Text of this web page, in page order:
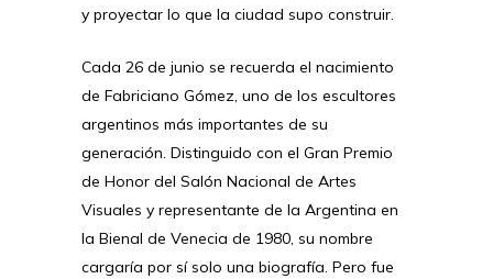
y proyectar lo que la ciudad supo construir.
Cada 26 de junio se recuerda el nacimiento
de Fabriciano Gómez, uno de los escultores
argentinos más importantes de su
generación. Distinguido con el Gran Premio
de Honor del Salón Nacional de Artes
Visuales y representante de la Argentina en
la Bienal de Venecia de 1980, su nombre
cargaría por sí solo una biografía. Pero fue